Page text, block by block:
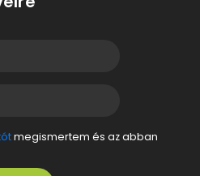
megismertem és az abban